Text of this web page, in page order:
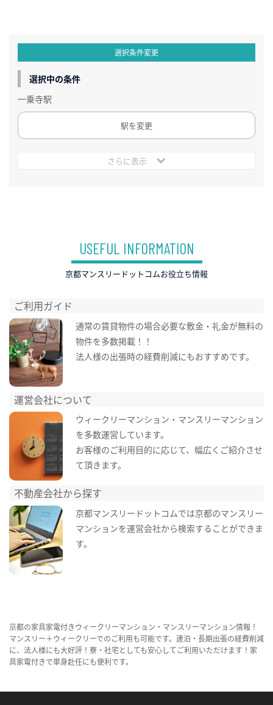
選択条件変更
選択中の条件
一乗寺駅
駅を変更
さらに表示
USEFUL INFORMATION
京都マンスリードットコムお役立ち情報
ご利用ガイド
通常の賃貸物件の場合必要な敷金・礼金が無料の
物件を多数掲載！！
法人様の出張時の経費削減にもおすすめです。
運営会社について
ウィークリーマンション・マンスリーマンション
を多数運営しています。
お客様のご利用目的に応じて、幅広くご紹介させ
て頂きます。
不動産会社から探す
京都マンスリードットコムでは京都のマンスリー
マンションを運営会社から検索することができま
す。
京都の家具家電付きウィークリーマンション・マンスリーマンション情報！
マンスリー＋ウィークリーでのご利用も可能です。連泊・長期出張の経費削減
に、法人様にも大好評！寮・社宅としても安心してご利用いただけます！家
具家電付きで単身赴任にも便利です。